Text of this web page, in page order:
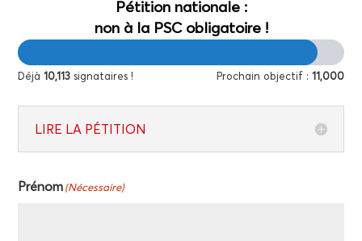
Péti­tion natio­nale :
non à la PSC obligatoire !
Déjà10,113 signataires ! Pro­chain objec­tif : 11,000
LIRE LA PÉTITION
Pré­nom(Néces­saire)